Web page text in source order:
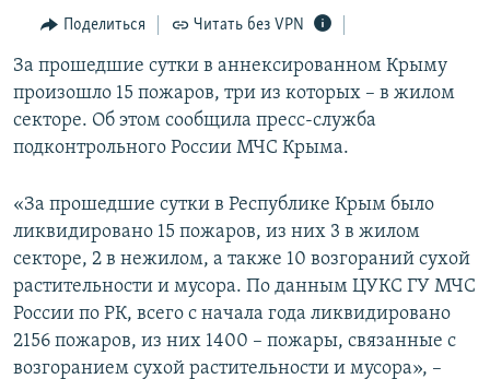
Вернутся
поиску
ИНТЕРАКТИВ
ИНФОГРАФИКА
ТЕЛЕПРОЕКТ КРЫМ.РЕАЛИИ
СОВЕТЫ ПРАВОЗАЩИТНИКОВ
ПОБЕДИТЕЛЕЙ НЕ СУДЯТ?
КРЫМ.НЕПОКОРЕННЫЙ
УКРАИНСКАЯ ПРОБЛЕМА КРЫМА
РАДІО СВОБОДА
КАК ОБОЙТИ БЛОКИРОВКУ
Українською
Qırımtatar
Все сайты RFE/RL
Поделиться Читать без VPN
За прошедшие сутки в аннексированном Крыму
произошло 15 пожаров, три из которых – в жилом
секторе. Об этом сообщила пресс-служба
подконтрольного России МЧС Крыма.
«За прошедшие сутки в Республике Крым было
ликвидировано 15 пожаров, из них 3 в жилом
секторе, 2 в нежилом, а также 10 возгораний сухой
растительности и мусора. По данным ЦУКС ГУ МЧС
России по РК, всего с начала года ликвидировано
2156 пожаров, из них 1400 – пожары, связанные с
возгоранием сухой растительности и мусора», –